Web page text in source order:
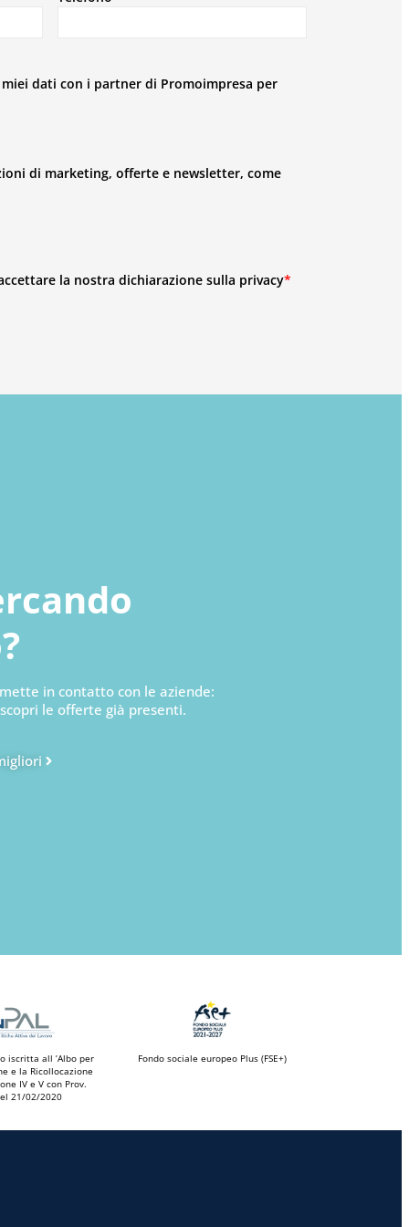
dati con i partner di Promoimpresa per
di marketing, offerte e newsletter, come
la nostra dichiarazione sulla privacy*
in contatto con le aziende:
le offerte già presenti.
iscritta all ’Albo per
e la Ricollocazione
IV e V con Prov.
21/02/2020
Fondo sociale europeo Plus (FSE+)